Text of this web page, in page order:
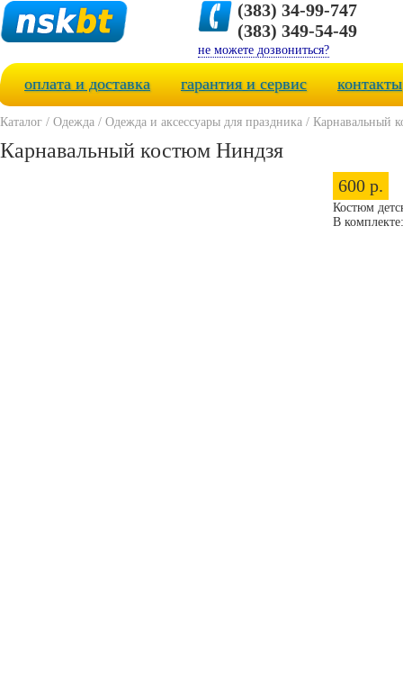
(383) 34-99-747
(383) 349-54-49
не можете дозвониться?
оплата и доставка гарантия и сервис контакты
Каталог / Одежда / Одежда и аксессуары для праздника / Карнавальный
Карнавальный костюм Ниндзя
600 р.
Костюм
В